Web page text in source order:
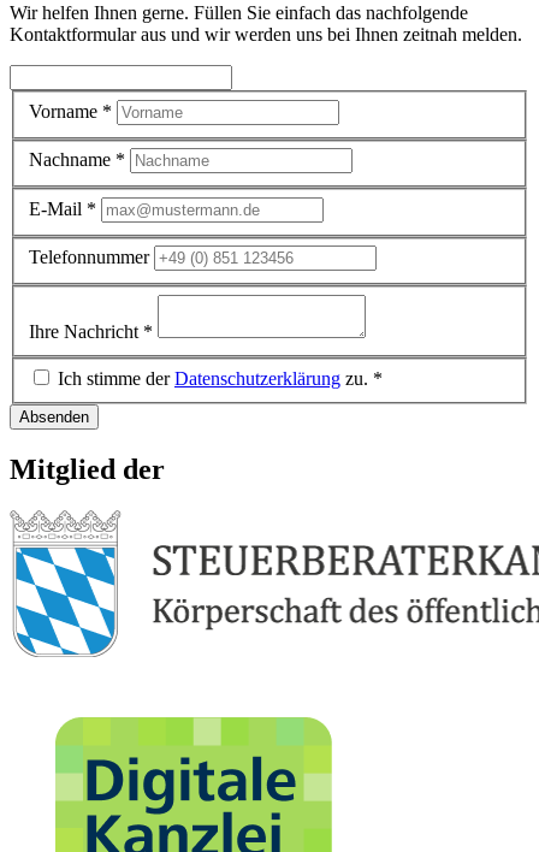
Wir helfen Ihnen gerne. Füllen Sie einfach das nachfolgende
Kontaktformular aus und wir werden uns bei Ihnen zeitnah melden.
Vorname *
Nachname *
E-Mail *
Telefonnummer
Ihre Nachricht *
Ich stimme derDatenschutzerklärung zu. *
Absenden
Mitglied der